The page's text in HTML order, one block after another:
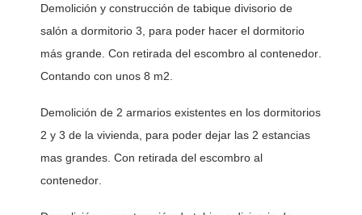
Demolición y construcción de tabique divisorio de
salón a dormitorio 3, para poder hacer el dormitorio
más grande. Con retirada del escombro al contenedor.
Contando con unos 8 m2.
Demolición de 2 armarios existentes en los dormitorios
2 y 3 de la vivienda, para poder dejar las 2 estancias
mas grandes. Con retirada del escombro al
contenedor.